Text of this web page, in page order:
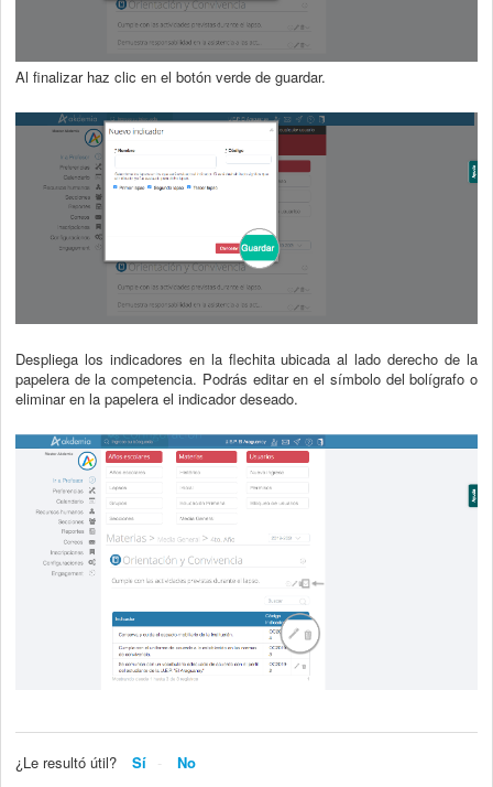
Al finalizar haz clic en el botón verde de guardar.
Despliega los indicadores en la flechita ubicada al lado derecho de la
papelera de la competencia. Podrás editar en el símbolo del bolígrafo o
eliminar en la papelera el indicador deseado.
¿Le resultó útil? Sí No